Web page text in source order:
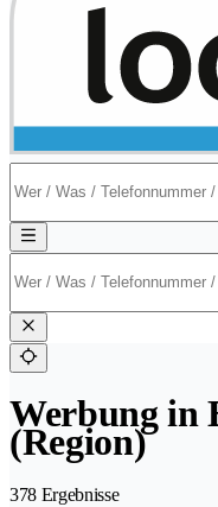
Werbung in
(Region)
378 Ergebnisse